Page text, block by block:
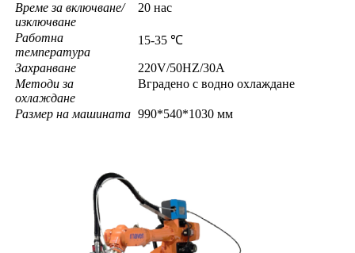
Време за включване/
изключване
20 нас
Работна
температура
15-35 ℃
Захранване
220V/50HZ/30A
Методи за
охлаждане
Вградено с водно охлаждане
Размер на машината 990*540*1030 мм